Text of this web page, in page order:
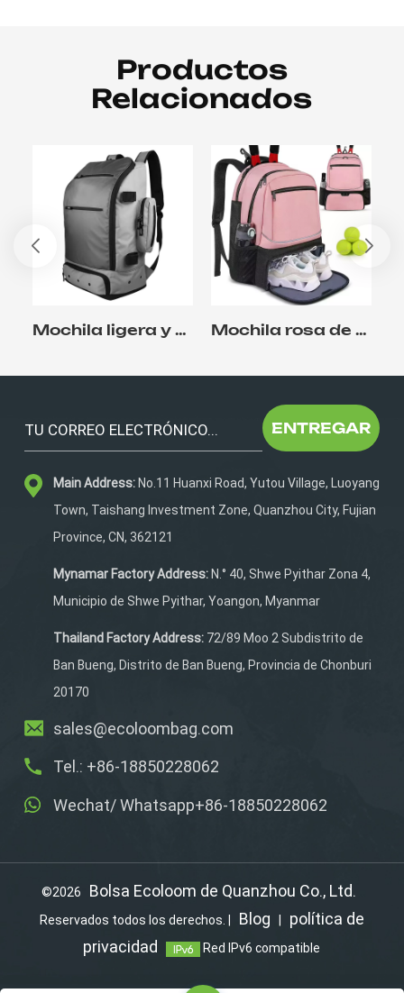
Productos
Relacionados
Mochila ligera y multifuncional para lacrosse al aire libre con compartimento para zapatos Mochila rosa de 35 l para raquetas de tenis
ENTREGAR
Main Address:No.11 Huanxi Road, Yutou Village, Luoyang
Town, Taishang Investment Zone, Quanzhou City, Fujian
Province, CN, 362121
Mynamar Factory Address:N.° 40, Shwe Pyithar Zona 4,
Municipio de Shwe Pyithar, Yoangon, Myanmar
Thailand Factory Address:72/89 Moo 2 Subdistrito de
Ban Bueng, Distrito de Ban Bueng, Provincia de Chonburi
20170
sales@ecoloombag.com
Tel.: +86-18850228062
Wechat/ Whatsapp+86-18850228062
©2026 Bolsa Ecoloom de Quanzhou Co., Ltd.
Reservados todos los derechos. | Blog
política de
privacidad
Red IPv6 compatible